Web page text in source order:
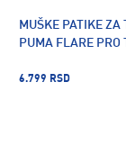
MUŠKE PATIKE ZA
PUMA FLARE PRO
6.799 RSD